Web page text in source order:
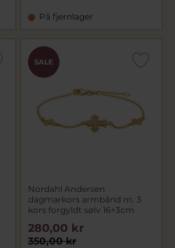
På fjernlager
SALE
Nordahl Andersen
dagmarkors armbånd m. 3
kors forgyldt sølv 16+3cm
350,00 kr
280,00 kr